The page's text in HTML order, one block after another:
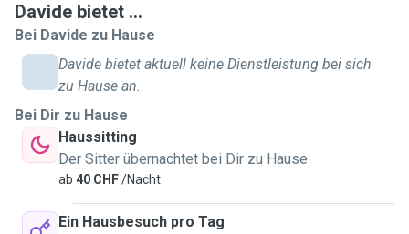
Davide bietet ...
Bei Davide zu Hause
Davide bietet aktuell keine Dienstleistung bei sich
zu Hause an.
Bei Dir zu Hause
Haussitting
Der Sitter übernachtet bei Dir zu Hause
ab 40 CHF/Nacht
Ein Hausbesuch pro Tag